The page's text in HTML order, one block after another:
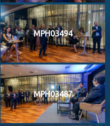
MPH03494
MPH03487